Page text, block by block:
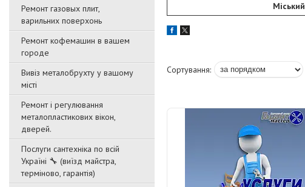
Ремонт газовых плит,
варильних поверхонь
Ремонт кофемашин в вашем
городе
Вивіз металобрухту у вашому
місті
Ремонт і регулювання
металопластикових вікон,
дверей.
Послуги сантехніка по всій
Україні 🔧 (виїзд майстра,
терміново, гарантія)
Міський